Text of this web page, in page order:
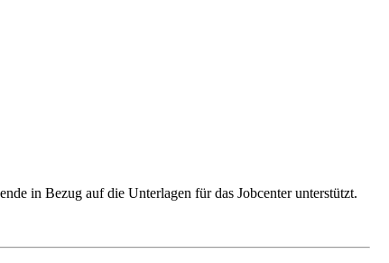
in Bezug auf die Unterlagen für das Jobcenter unterstützt.